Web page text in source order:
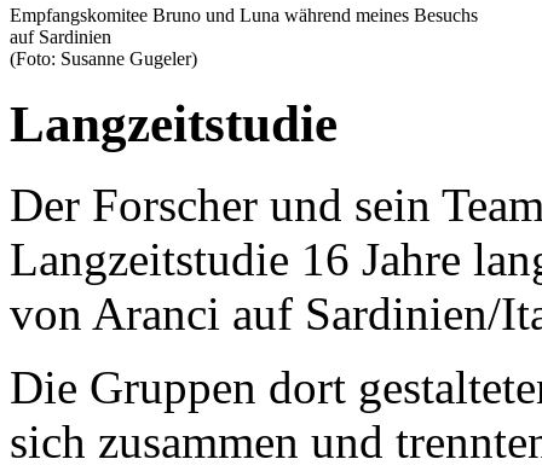
Empfangskomitee Bruno und Luna während meines Besuchs
auf Sardinien
(Foto: Susanne Gugeler)
Langzeitstudie
Der Forscher und sein
Langzeitstudie 16 Jahre
von Aranci auf Sardinien/
Die Gruppen dort
sich zusammen und